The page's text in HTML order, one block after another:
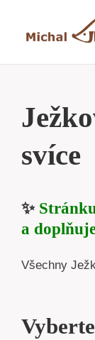
svíce
✨
a
Všechny